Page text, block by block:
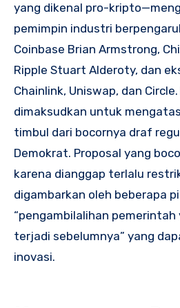
yang dikenal pro-
pemimpin industri
Coinbase Brian Armstrong,
Ripple Stuart Alderoty, dan
Chainlink, Uniswap, dan
dimaksudkan untuk
timbul dari bocornya draf
Demokrat. Proposal yang
karena dianggap terlalu
digambarkan oleh beberapa
“pengambilalihan pemerintah
terjadi sebelumnya” yang
inovasi.